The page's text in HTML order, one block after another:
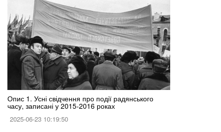
Опис 1. Усні свідчення про події радянського
часу, записані у 2015-2016 роках
2025-06-23 10:19:50